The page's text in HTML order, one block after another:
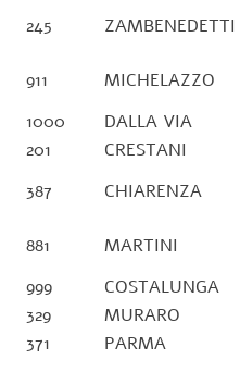
245 ZAMBENEDETTI
911 MICHELAZZO
1000
DALLA VIA
201
CRESTANI
387
CHIARENZA
881 MARTINI
999
COSTALUNGA
329
MURARO
371
PARMA